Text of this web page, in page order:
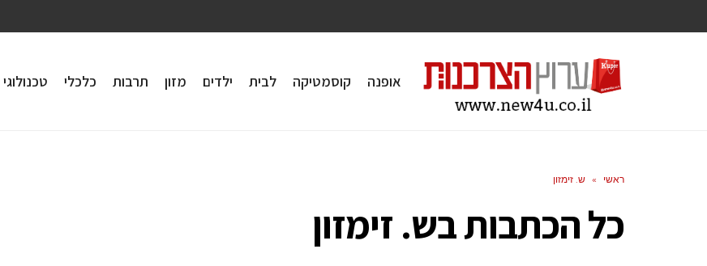
אופנה קוסמטיקה לבית ילדים מזון תרבות כלכלי טכנולוגי
ראשי » ש. זימזון
כל הכתבות בש. זימזון